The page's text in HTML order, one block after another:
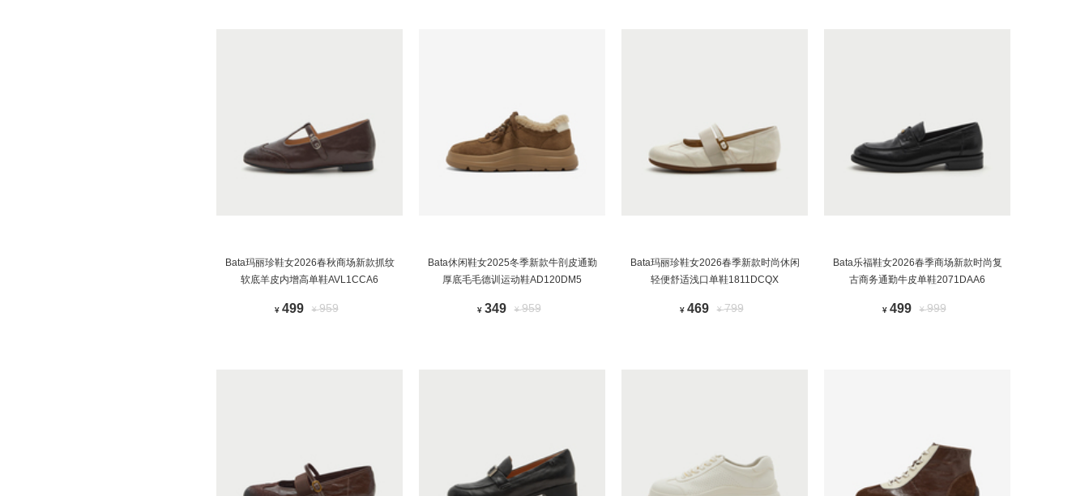
Bata玛丽珍鞋女2026春秋商场新款抓纹
软底羊皮内增高单鞋AVL1CCA6
¥ 499 ¥959
Bata休闲鞋女2025冬季新款牛剖皮通勤
厚底毛毛德训运动鞋AD120DM5
¥ 349 ¥959
Bata玛丽珍鞋女2026春季新款时尚休闲
轻便舒适浅口单鞋1811DCQX
¥ 469 ¥799
Bata乐福鞋女2026春季商场新款时尚复
古商务通勤牛皮单鞋2071DAA6
¥ 499 ¥999